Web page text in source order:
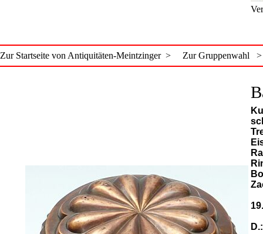
Zur Startseite von Antiquitäten-Meintzinger > Zur Gruppenwahl >